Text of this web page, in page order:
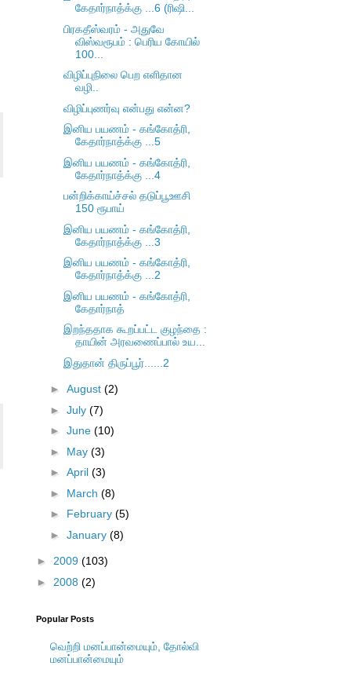
கேதார்நாத்க்கு ...6 (ரிஷி...
பிரகதீஸ்வரம் - அதுவே
விஸ்வரூபம் : பெரிய கோயில்
100...
விழிப்புநிலை பெற எளிதான
வழி..
விழிப்புணர்வு என்பது என்ன?
இனிய பயணம் - கங்கோத்ரி,
கேதார்நாத்க்கு ...5
இனிய பயணம் - கங்கோத்ரி,
கேதார்நாத்க்கு ...4
பன்றிக்காய்ச்சல் தடுப்பூஊசி
150 ரூபாய்
இனிய பயணம் - கங்கோத்ரி,
கேதார்நாத்க்கு ...3
இனிய பயணம் - கங்கோத்ரி,
கேதார்நாத்க்கு ...2
இனிய பயணம் - கங்கோத்ரி,
கேதார்நாத்
இறந்ததாக கூறப்பட்ட குழந்தை :
தாயின் அரவணைப்பால் உய...
இதுதான் திருப்பூர்......2
► August (2)
► July (7)
► June (10)
► May (3)
► April (3)
► March (8)
► February (5)
► January (8)
► 2009 (103)
► 2008 (2)
Popular Posts
வெற்றி மனப்பான்மையும், தோல்வி
மனப்பான்மையும்